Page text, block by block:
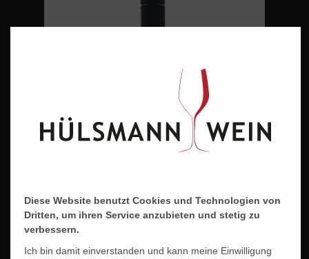
Diese Website benutzt Cookies und Technologien von
Dritten, um ihren Service anzubieten und stetig zu
verbessern.
Ich bin damit einverstanden und kann meine Einwilligung